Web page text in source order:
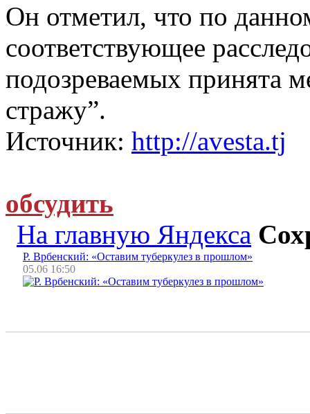
Он отметил, что по
соответствующее
подозреваемых принята
стражу”.
Источник: http://avesta.tj
обсудить
На главную Яндекса
Р. Врбенский: «Оставим туберкулез в прошлом»
05.06 16:50